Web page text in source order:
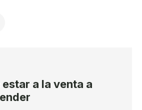
estar a la venta a